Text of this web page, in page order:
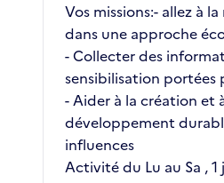
Vos missions:- allez à
dans une approche
- Collecter des
sensibilisation portées
- Aider à la création et
développement
influences
Activité du Lu au Sa ,